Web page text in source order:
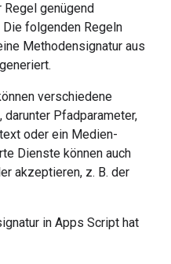
genügend
folgenden Regeln
Methodensignatur aus
verschiedene
Pfadparameter,
oder ein Medien-
Dienste können auch
akzeptieren, z. B. der
in Apps Script hat